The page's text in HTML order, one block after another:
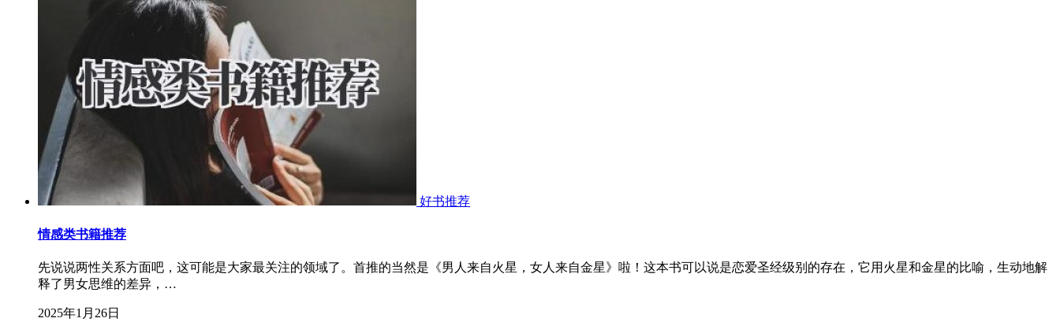
好书推荐
情感类书籍推荐
先说说两性关系方面吧，这可能是大家最关注的领域了。首推的当然是《男人来自火星，女人来自金星》啦！这本书可以说是恋爱圣经级别的存在，它用火星和金星的比喻，生动地解
释了男女思维的差异，…
2025年1月26日